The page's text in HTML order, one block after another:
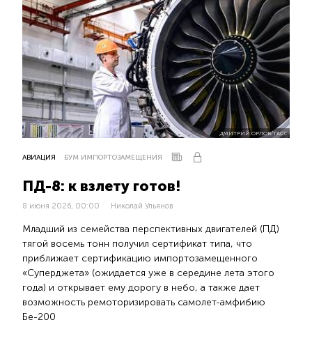
ДМИТРИЙ ОРЛОВ/ТАСС
АВИАЦИЯ БУМ ИМПОРТОЗАМЕЩЕНИЯ
ПД-8: к взлету готов!
8 июня 2026, 00:00 Николай Ульянов
Младший из семейства перспективных двигателей (ПД)
тягой восемь тонн получил сертификат типа, что
приближает сертификацию импортозамещенного
«Суперджета» (ожидается уже в середине лета этого
года) и открывает ему дорогу в небо, а также дает
возможность ремоторизировать самолет-амфибию
Бе-200